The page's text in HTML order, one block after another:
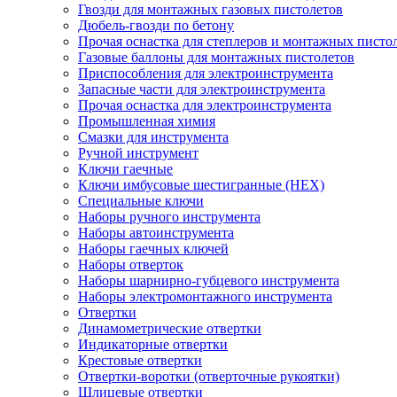
Гвозди для монтажных газовых пистолетов
Дюбель-гвозди по бетону
Прочая оснастка для степлеров и монтажных
Газовые баллоны для монтажных пистолетов
Приспособления для электроинструмента
Запасные части для электроинструмента
Прочая оснастка для электроинструмента
Промышленная химия
Смазки для инструмента
Ручной инструмент
Ключи гаечные
Ключи имбусовые шестигранные (HEX)
Специальные ключи
Наборы ручного инструмента
Наборы автоинструмента
Наборы гаечных ключей
Наборы отверток
Наборы шарнирно-губцевого инструмента
Наборы электромонтажного инструмента
Отвертки
Динамометрические отвертки
Индикаторные отвертки
Крестовые отвертки
Отвертки-воротки (отверточные рукоятки)
Шлицевые отвертки